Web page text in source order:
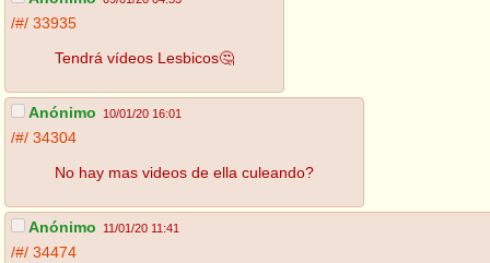
/#/ 33935
Tendrá vídeos Lesbicos🤔
Anónimo 10/01/20 16:01
/#/ 34304
No hay mas videos de ella culeando?
Anónimo 11/01/20 11:41
/#/ 34474